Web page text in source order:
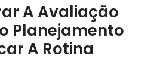
A Avaliação
Planejamento
A Rotina